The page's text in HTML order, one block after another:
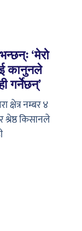
‘मेरो
कानुनले
गर्नेछन्’
क्षेत्र नम्बर ४
किसानले